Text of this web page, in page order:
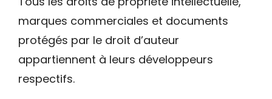
marques commerciales et documents
protégés par le droit d’auteur
appartiennent à leurs développeurs
respectifs.